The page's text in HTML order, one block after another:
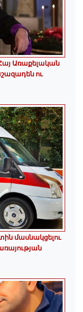
Առաքելական
ու
մասնակցելու